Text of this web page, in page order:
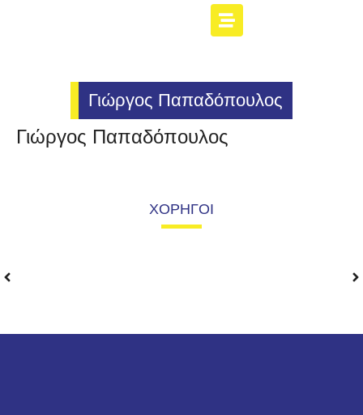
Γιώργος Παπαδόπουλος
Γιώργος Παπαδόπουλος
ΧΟΡΗΓΟΙ